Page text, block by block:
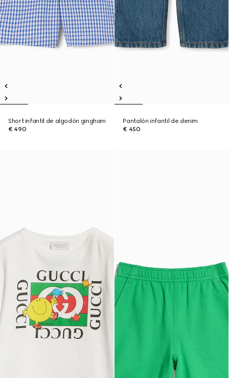
Short infantil de algodón gingham
€ 490
Pantalón infantil de denim
€ 450